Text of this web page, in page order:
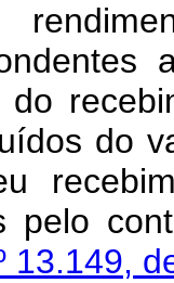
do
do
pelo
13.149,